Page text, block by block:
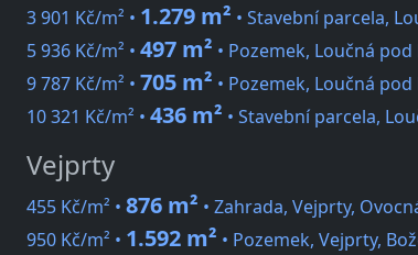
3 901 Kč/m² • 1.279 m² • Stavební parcela,
5 936 Kč/m² • 497 m² • Pozemek, Loučná pod
9 787 Kč/m² • 705 m² • Pozemek, Loučná pod
10 321 Kč/m² • 436 m² • Stavební parcela,
Vejprty
455 Kč/m² • 876 m² • Zahrada, Vejprty,
950 Kč/m² • 1.592 m² • Pozemek, Vejprty,